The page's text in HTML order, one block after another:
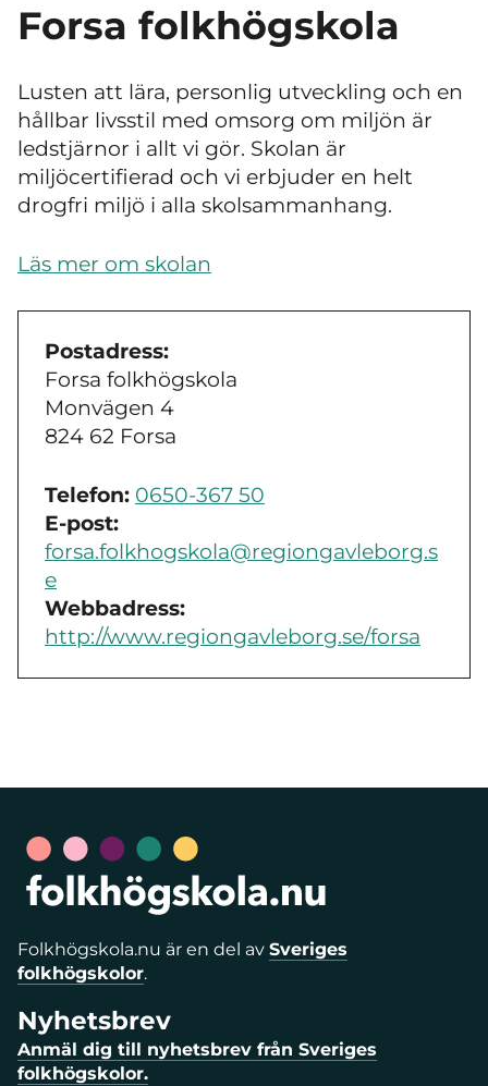
Forsa folkhögskola
Lusten att lära, personlig utveckling och en
hållbar livsstil med omsorg om miljön är
ledstjärnor i allt vi gör. Skolan är
miljöcertifierad och vi erbjuder en helt
drogfri miljö i alla skolsammanhang.
Läs mer om skolan
Postadress:
Forsa folkhögskola
Monvägen 4
824 62 Forsa
Telefon: 0650-367 50
E-post:
forsa.folkhogskola@regiongavleborg.s
e
Webbadress:
http://www.regiongavleborg.se/forsa
Folkhögskola.nu är en del av Sveriges
folkhögskolor.
Nyhetsbrev
Anmäl dig till nyhetsbrev från Sveriges
folkhögskolor.